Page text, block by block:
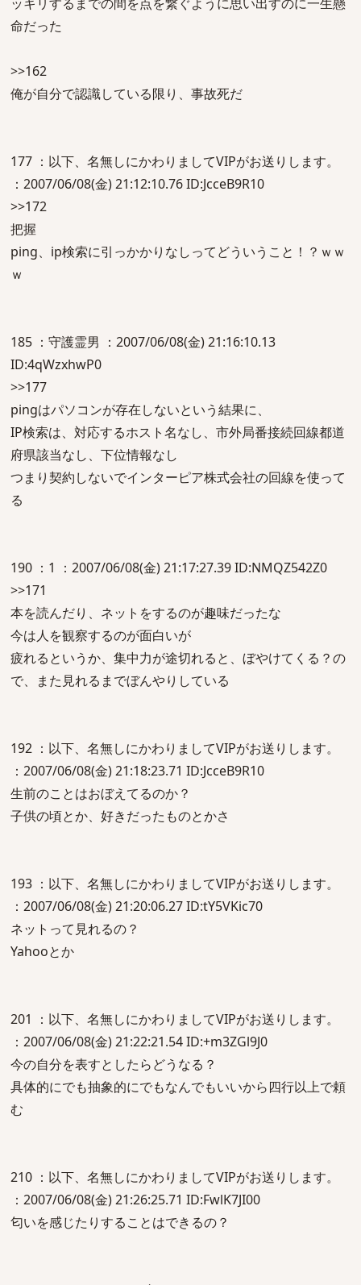
命だった
>>162
俺が自分で認識している限り、事故死だ
177 ：以下、名無しにかわりましてVIPがお送りします。
：2007/06/08(金) 21:12:10.76 ID:JcceB9R10
>>172
把握
ping、ip検索に引っかかりなしってどういうこと！？ｗｗ
ｗ
185 ：守護霊男 ：2007/06/08(金) 21:16:10.13
ID:4qWzxhwP0
>>177
pingはパソコンが存在しないという結果に、
IP検索は、対応するホスト名なし、市外局番接続回線都道
府県該当なし、下位情報なし
つまり契約しないでインターピア株式会社の回線を使って
る
190 ：1 ：2007/06/08(金) 21:17:27.39 ID:NMQZ542Z0
>>171
本を読んだり、ネットをするのが趣味だったな
今は人を観察するのが面白いが
疲れるというか、集中力が途切れると、ぼやけてくる？の
で、また見れるまでぼんやりしている
192 ：以下、名無しにかわりましてVIPがお送りします。
：2007/06/08(金) 21:18:23.71 ID:JcceB9R10
生前のことはおぼえてるのか？
子供の頃とか、好きだったものとかさ
193 ：以下、名無しにかわりましてVIPがお送りします。
：2007/06/08(金) 21:20:06.27 ID:tY5VKic70
ネットって見れるの？
Yahooとか
201 ：以下、名無しにかわりましてVIPがお送りします。
：2007/06/08(金) 21:22:21.54 ID:+m3ZGl9J0
今の自分を表すとしたらどうなる？
具体的にでも抽象的にでもなんでもいいから四行以上で頼
む
210 ：以下、名無しにかわりましてVIPがお送りします。
：2007/06/08(金) 21:26:25.71 ID:FwlK7JI00
匂いを感じたりすることはできるの？